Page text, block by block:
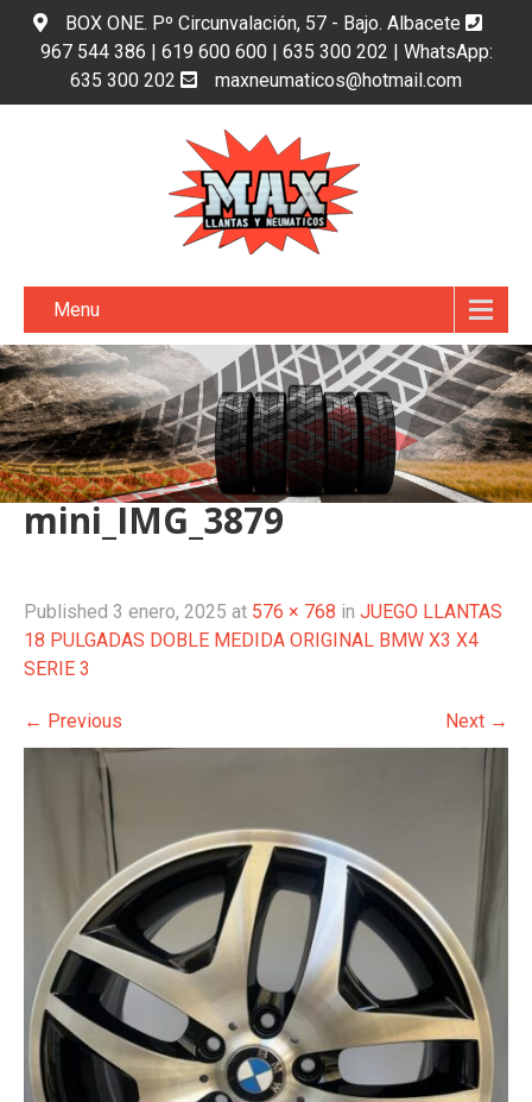
BOX ONE. Pº Circunvalación, 57 - Bajo. Albacete
967 544 386 | 619 600 600 | 635 300 202 | WhatsApp:
635 300 202
maxneumaticos@hotmail.com
Menu
mini_IMG_3879
Published 3 enero, 2025 at 576 × 768 in JUEGO LLANTAS
18 PULGADAS DOBLE MEDIDA ORIGINAL BMW X3 X4
SERIE 3
← Previous Next →